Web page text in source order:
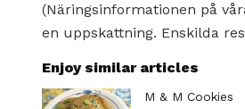
(Näringsinformationen på
en uppskattning. Enskilda
Enjoy similar articles
M & M Cookies